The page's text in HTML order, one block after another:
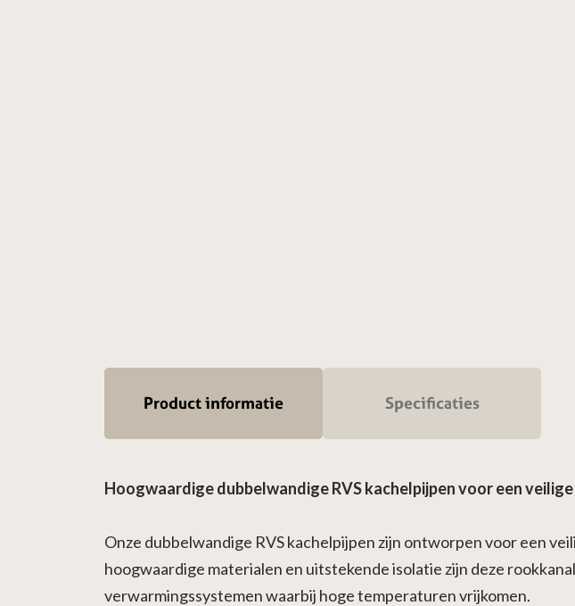
Product informatie Specificaties
Hoogwaardige dubbelwandige RVS kachelpijpen voor een
Onze dubbelwandige RVS kachelpijpen zijn ontworpen voor een
hoogwaardige materialen en uitstekende isolatie zijn deze
verwarmingssystemen waarbij hoge temperaturen vrijkomen.